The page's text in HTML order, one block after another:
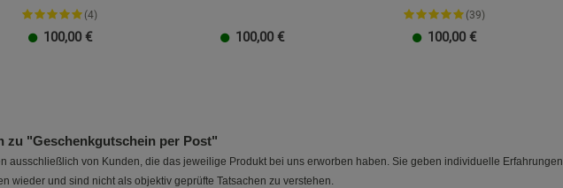
(4)
100,00 € 100,00 €
(39)
100,00 €
zu "Geschenkgutschein per Post"
ausschließlich von Kunden, die das jeweilige Produkt bei uns erworben haben. Sie geben individuelle Erfahrungen
wieder und sind nicht als objektiv geprüfte Tatsachen zu verstehen.
Cookie-Informationen anzeigen